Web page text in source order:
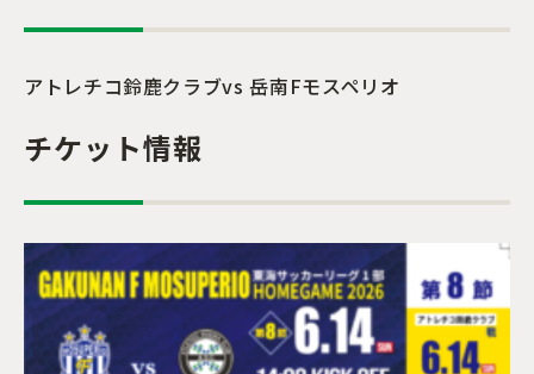
アトレチコ鈴鹿クラブvs 岳南Fモスペリオ
チケット情報